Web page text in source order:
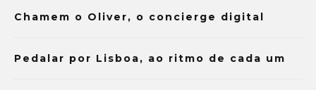
Chamem o Oliver, o concierge digital
Pedalar por Lisboa, ao ritmo de cada um